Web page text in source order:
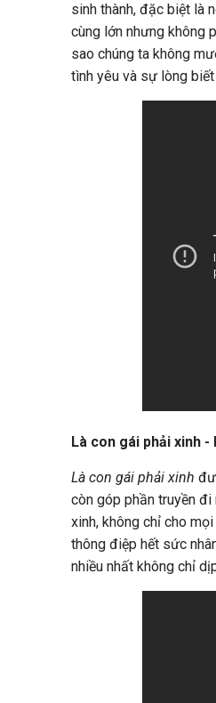
sinh thành, đặc biệt là
cùng lớn nhưng không
sao chúng ta không
tình yêu và sự lòng
Là con gái phải xinh -
Là con gái phải xinh
còn góp phần truyền
xinh, không chỉ cho
thông điệp hết sức
nhiều nhất không chỉ